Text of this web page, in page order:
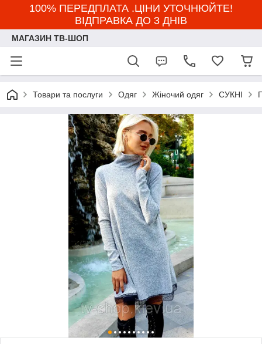
100% ПЕРЕДПЛАТА .ЦІНИ УТОЧНЮЙТЕ!
ВІДПРАВКА ДО 3 ДНІВ
МАГАЗИН ТВ-ШОП
Товари та послуги Одяг Жіночий одяг СУКНІ